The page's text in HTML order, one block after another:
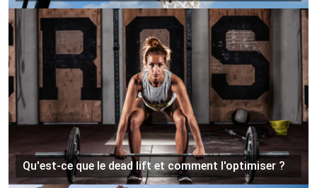
Qu'est-ce que le dead lift et comment l'optimiser ?